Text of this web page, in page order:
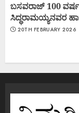
ಬಸವರಾಜ್ 100 ವರ್ಷ
ಸಿದ್ಧರಾಮಯ್ಯನವರ
20TH FEBRUARY 2026